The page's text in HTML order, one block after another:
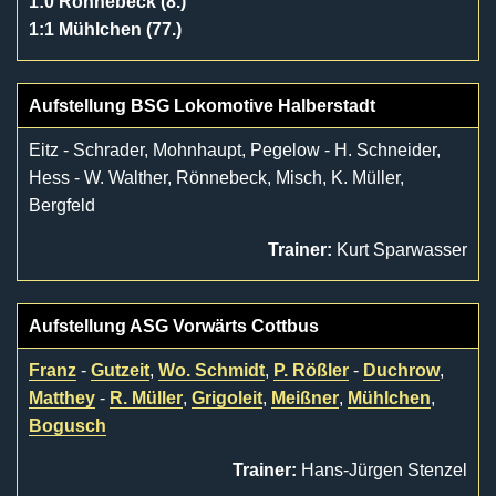
1:1 Mühlchen (77.)
Aufstellung BSG Lokomotive Halberstadt
Eitz - Schrader, Mohnhaupt, Pegelow - H. Schneider,
Hess - W. Walther, Rönnebeck, Misch, K. Müller,
Bergfeld
Trainer: Kurt Sparwasser
Aufstellung ASG Vorwärts Cottbus
Franz - Gutzeit, Wo. Schmidt, P. Rößler - Duchrow,
Matthey - R. Müller, Grigoleit, Meißner, Mühlchen,
Bogusch
Trainer: Hans-Jürgen Stenzel